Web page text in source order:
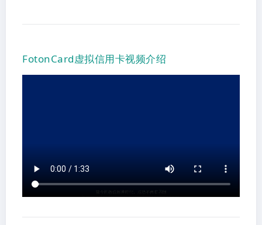
FotonCard虚拟信用卡视频介绍